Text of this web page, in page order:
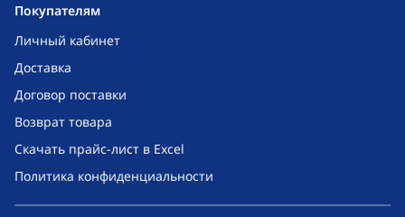
Покупателям
Личный кабинет
Доставка
Договор поставки
Возврат товара
Скачать прайс-лист в Excel
Политика конфиденциальности